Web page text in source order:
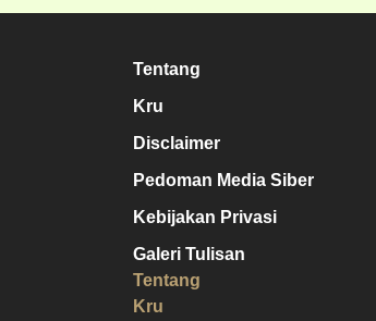
Tentang
Kru
Disclaimer
Pedoman Media Siber
Kebijakan Privasi
Galeri Tulisan
Tentang
Kru